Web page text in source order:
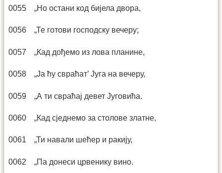
0055 „Но остани код бијела двора,
0056 „Те готови господску вечеру;
0057 „Кад дођемо из лова планине,
0058 „Ја ћу свраћат’ Југа на вечеру,
0059 „А ти свраћај девет Југовића.
0060 „Кад сједнемо за столове златне,
0061 „Ти навали шећер и ракију,
0062 „Па донеси црвенику вино.